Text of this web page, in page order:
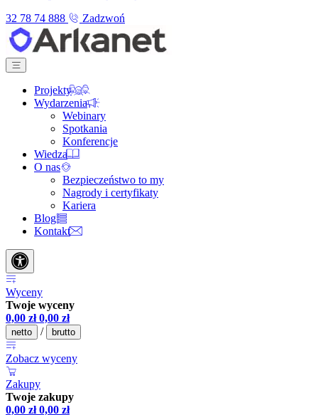
32 78 74 888
Zadzwoń
Projekty
Wydarzenia
Webinary
Spotkania
Konferencje
Wiedza
O nas
Bezpieczeństwo to my
Nagrody i certyfikaty
Kariera
Blog
Kontakt
Wyceny
Twoje wyceny
0,00 zł 0,00 zł
netto / brutto
Zobacz wyceny
Zakupy
Twoje zakupy
0,00 zł 0,00 zł